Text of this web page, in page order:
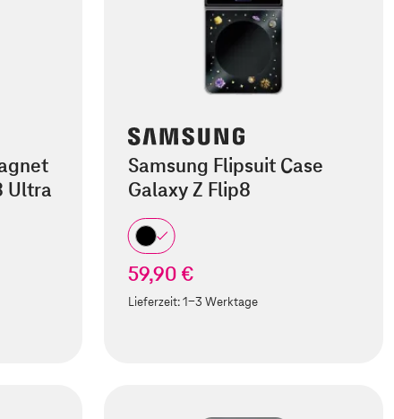
Ultra
Samsung Flipsuit Case
Galaxy Z Flip8
59,90 €
Lieferzeit:1-3 Werktage